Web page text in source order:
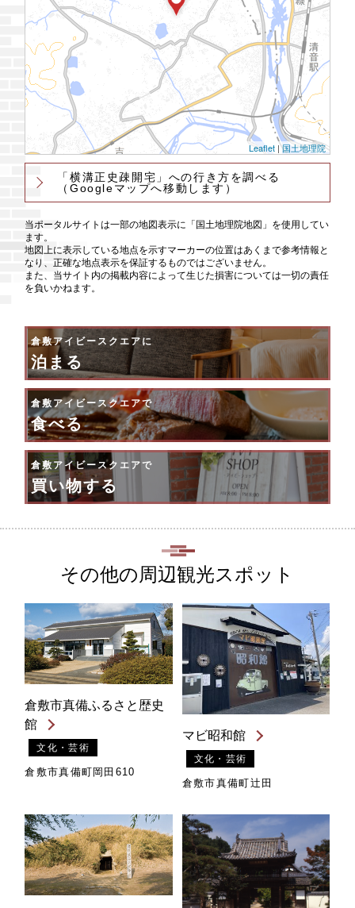
Leaflet|国土地理院
「横溝正史疎開宅」への行き方を調べる
（Googleマップへ移動します）
当ポータルサイトは一部の地図表示に「国土地理院地図」を使用してい
ます。
地図上に表示している地点を示すマーカーの位置はあくまで参考情報と
なり、正確な地点表示を保証するものではございません。
また、当サイト内の掲載内容によって生じた損害については一切の責任
を負いかねます。
倉敷アイビースクエアに
泊まる
倉敷アイビースクエアで
食べる
倉敷アイビースクエアで
買い物する
その他の周辺観光スポット
倉敷市真備ふるさと歴史
館
文化・芸術
倉敷市真備町岡田610
マビ昭和館
文化・芸術
倉敷市真備町辻田